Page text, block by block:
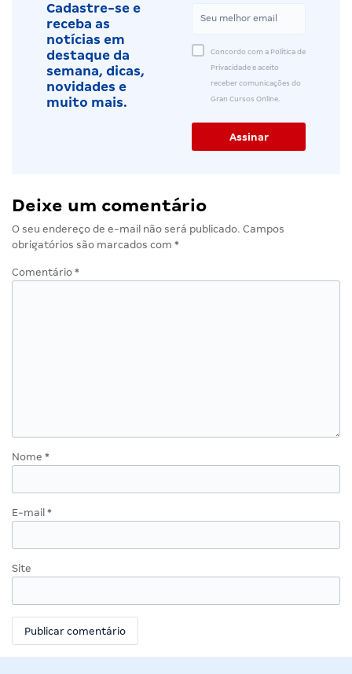
Cadastre-se e
receba as
notícias em
destaque da
semana, dicas,
novidades e
muito mais.
Concordo com a Política de
Privacidade e aceito
receber comunicações do
Gran Cursos Online.
Deixe um comentário
O seu endereço de e-mail não será publicado. Campos
obrigatórios são marcados com *
Comentário *
Nome *
E-mail *
Site